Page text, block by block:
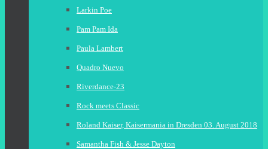
Larkin Poe
Pam Pam Ida
Paula Lambert
Quadro Nuevo
Riverdance-23
Rock meets Classic
Roland Kaiser, Kaisermania in Dresden 03. August 2018
Samantha Fish & Jesse Dayton